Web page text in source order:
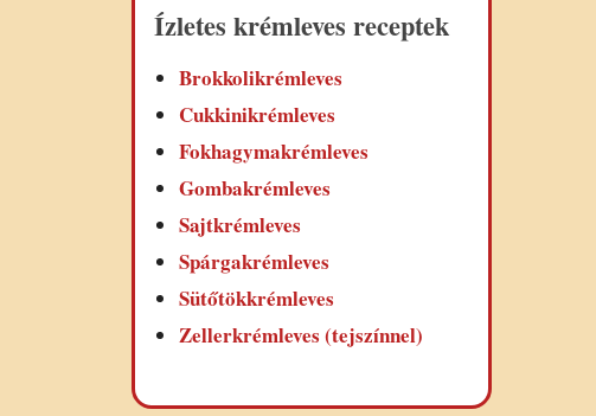
Ízletes krémleves receptek
Brokkolikrémleves
Cukkinikrémleves
Fokhagymakrémleves
Gombakrémleves
Sajtkrémleves
Spárgakrémleves
Sütőtökkrémleves
Zellerkrémleves (tejszínnel)